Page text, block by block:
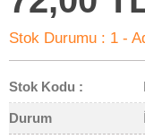
Stok Durumu : 1 -
Stok Kodu :
Durum